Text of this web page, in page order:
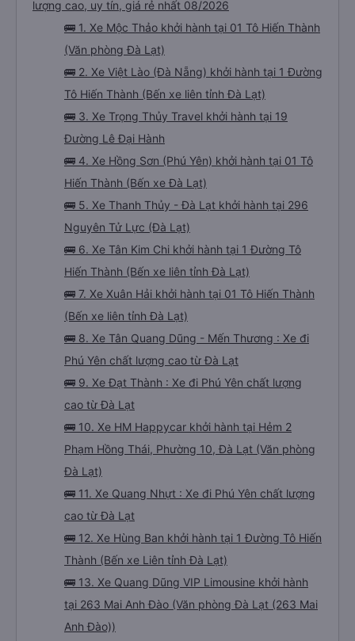
lượng cao, uy tín, giá rẻ nhất 08/2026
🚌 1. Xe Mộc Thảo khởi hành tại 01 Tô Hiến Thành
(Văn phòng Đà Lạt)
🚌 2. Xe Việt Lào (Đà Nẵng) khởi hành tại 1 Đường
Tô Hiến Thành (Bến xe liên tỉnh Đà Lạt)
🚌 3. Xe Trọng Thủy Travel khởi hành tại 19
Đường Lê Đại Hành
🚌 4. Xe Hồng Sơn (Phú Yên) khởi hành tại 01 Tô
Hiến Thành (Bến xe Đà Lạt)
🚌 5. Xe Thanh Thủy - Đà Lạt khởi hành tại 296
Nguyên Tử Lực (Đà Lạt)
🚌 6. Xe Tân Kim Chi khởi hành tại 1 Đường Tô
Hiến Thành (Bến xe liên tỉnh Đà Lạt)
🚌 7. Xe Xuân Hải khởi hành tại 01 Tô Hiến Thành
(Bến xe liên tỉnh Đà Lạt)
🚌 8. Xe Tân Quang Dũng - Mến Thương : Xe đi
Phú Yên chất lượng cao từ Đà Lạt
🚌 9. Xe Đạt Thành : Xe đi Phú Yên chất lượng
cao từ Đà Lạt
🚌 10. Xe HM Happycar khởi hành tại Hẻm 2
Phạm Hồng Thái, Phường 10, Đà Lạt (Văn phòng
Đà Lạt)
🚌 11. Xe Quang Nhựt : Xe đi Phú Yên chất lượng
cao từ Đà Lạt
🚌 12. Xe Hùng Ban khởi hành tại 1 Đường Tô Hiến
Thành (Bến xe Liên tỉnh Đà Lạt)
🚌 13. Xe Quang Dũng VIP Limousine khởi hành
tại 263 Mai Anh Đào (Văn phòng Đà Lạt (263 Mai
Anh Đào))